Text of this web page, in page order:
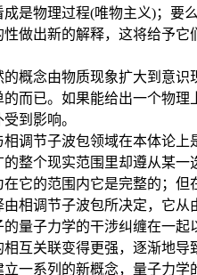
是物理过程(唯物主义)；要
做出新的解释，这将给予它
概念由物质现象扩大到意
而已。如果能给出一个物
到影响。
调节子波包领域在本体论
整个现实范围里却遵从某
它的范围内它是完整的；
相调节子波包所决定，它
量子力学的干涉纠缠在一
互关联变得更强，逐渐地
一系列的新概念，量子力